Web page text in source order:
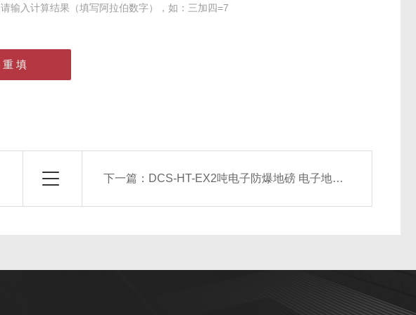
请输入计算结果（填写阿拉伯数字），如：三加四=7
下一篇： DCS-HT-EX2吨电子防爆地磅 电子地磅* 1T本安型地磅秤